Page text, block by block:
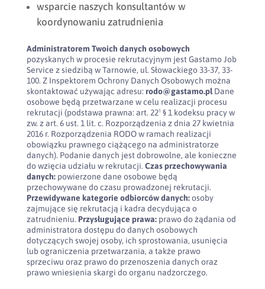
wsparcie naszych konsultantów w
koordynowaniu zatrudnienia
Administratorem Twoich danych osobowych
pozyskanych w procesie rekrutacyjnym jest Gastamo Job
Service z siedzibą w Tarnowie, ul. Słowackiego 33-37, 33-
100. Z Inspektorem Ochrony Danych Osobowych można
skontaktować używając adresu: rodo@gastamo.plDane
osobowe będą przetwarzane w celu realizacji procesu
rekrutacji (podstawa prawna: art. 22¹ § 1 kodeksu pracy w
zw. z art. 6 ust. 1 lit. c. Rozporządzenia z dnia 27 kwietnia
2016 r. Rozporządzenia RODO w ramach realizacji
obowiązku prawnego ciążącego na administratorze
danych). Podanie danych jest dobrowolne, ale konieczne
do wzięcia udziału w rekrutacji. Czas przechowywania
danych:powierzone dane osobowe będą
przechowywane do czasu prowadzonej rekrutacji.
Przewidywane kategorie odbiorców danych:osoby
zajmujące się rekrutacją i kadra decydująca o
zatrudnieniu. Przysługujące prawa:prawo do żądania od
administratora dostępu do danych osobowych
dotyczących swojej osoby, ich sprostowania, usunięcia
lub ograniczenia przetwarzania, a także prawo
sprzeciwu oraz prawo do przenoszenia danych oraz
prawo wniesienia skargi do organu nadzorczego.